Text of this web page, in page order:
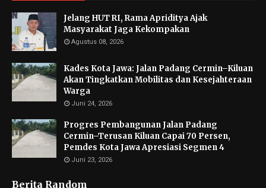
Jelang HUT RI, Rama Apriditya Ajak
Masyarakat Jaga Kekompakan
Agustus 08, 2026
Kades Kota Jawa: Jalan Padang Cermin–Kiluan
Akan Tingkatkan Mobilitas dan Kesejahteraan
Warga
Juni 24, 2026
Progres Pembangunan Jalan Padang
Cermin–Terusan Kiluan Capai 70 Persen,
Pemdes Kota Jawa Apresiasi Segmen 4
Juni 23, 2026
Berita Random